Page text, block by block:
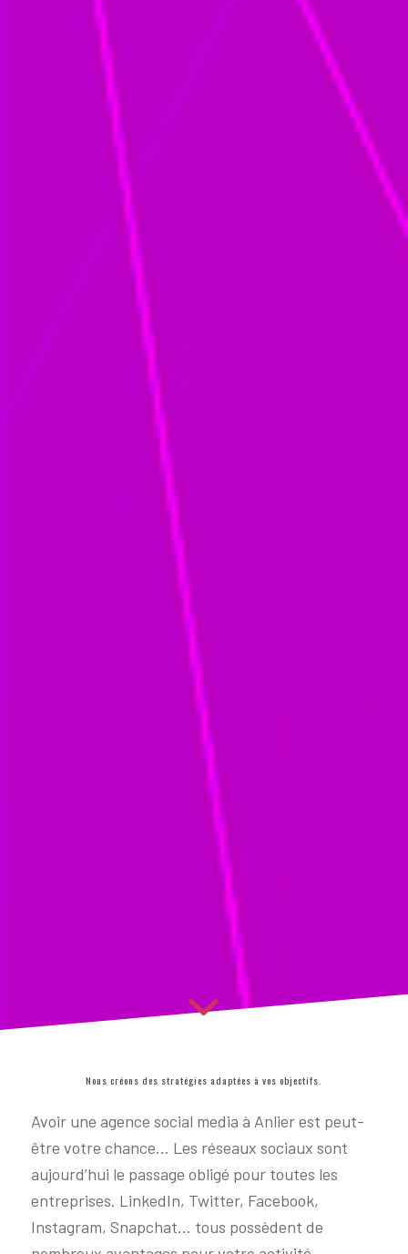
Nous créons des stratégies adaptées à vos objectifs.
Avoir une agence social media à Anlier est peut-
être votre chance… Les réseaux sociaux sont
aujourd’hui le passage obligé pour toutes les
entreprises. LinkedIn, Twitter, Facebook,
Instagram, Snapchat… tous possèdent de